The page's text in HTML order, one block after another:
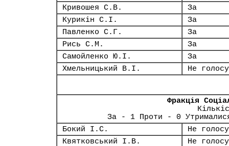
Кривошея С.В.
За
Курикін С.І.
За
Павленко С.Г.
За
Рись С.М.
За
Самойленко Ю.І.
За
Хмельницький В.І.
Не
Фракція
За - 1 Проти - 0
Бокий І.С.
Не
Квятковський І.В.
Не